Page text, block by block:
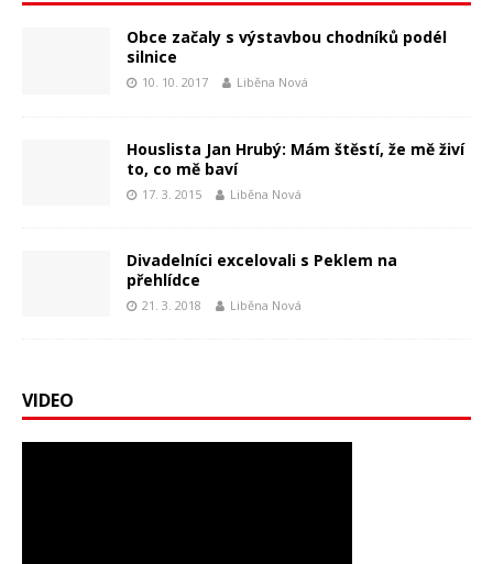
Obce začaly s výstavbou chodníků podél
silnice
10. 10. 2017 Liběna Nová
Houslista Jan Hrubý: Mám štěstí, že mě živí
to, co mě baví
17. 3. 2015 Liběna Nová
Divadelníci excelovali s Peklem na
přehlídce
21. 3. 2018 Liběna Nová
VIDEO